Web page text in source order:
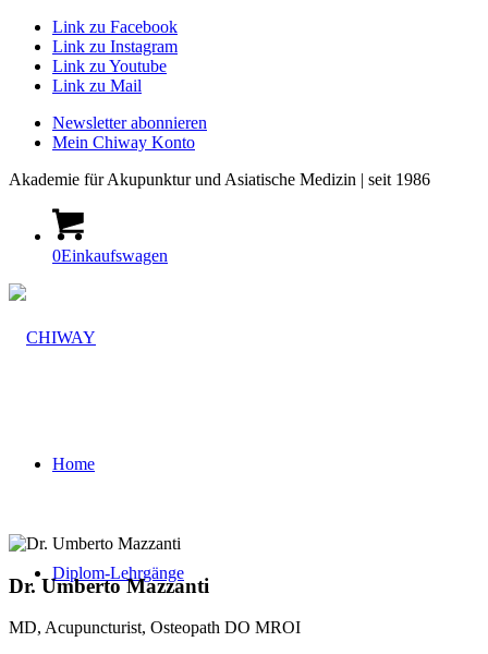
Link zu Facebook
Link zu Instagram
Link zu Youtube
Link zu Mail
Newsletter abonnieren
Mein Chiway Konto
Akademie für Akupunktur und Asiatische Medizin | seit 1986
0Einkaufswagen
Home
Diplom-Lehrgänge
Dr. Umberto Mazzanti
MD, Acupuncturist, Osteopath DO MROI